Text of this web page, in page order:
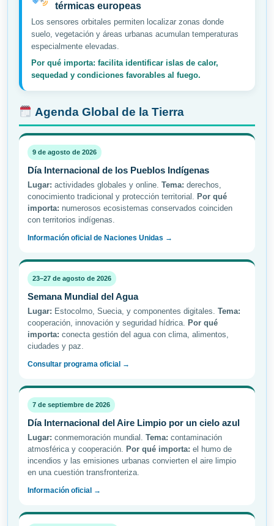
térmicas europeas
Los sensores orbitales permiten localizar zonas donde
suelo, vegetación y áreas urbanas acumulan temperaturas
especialmente elevadas.
Por qué importa: facilita identificar islas de calor,
sequedad y condiciones favorables al fuego.
Agenda Global de la Tierra
9 de agosto de 2026
Día Internacional de los Pueblos Indígenas
Lugar: actividades globales y online. Tema: derechos,
conocimiento tradicional y protección territorial. Por qué
importa: numerosos ecosistemas conservados coinciden
con territorios indígenas.
Información oficial de Naciones Unidas →
23–27 de agosto de 2026
Semana Mundial del Agua
Lugar: Estocolmo, Suecia, y componentes digitales. Tema:
cooperación, innovación y seguridad hídrica. Por qué
importa: conecta gestión del agua con clima, alimentos,
ciudades y paz.
Consultar programa oficial →
7 de septiembre de 2026
Día Internacional del Aire Limpio por un cielo azul
Lugar: conmemoración mundial. Tema: contaminación
atmosférica y cooperación. Por qué importa: el humo de
incendios y las emisiones urbanas convierten el aire limpio
en una cuestión transfronteriza.
Información oficial →